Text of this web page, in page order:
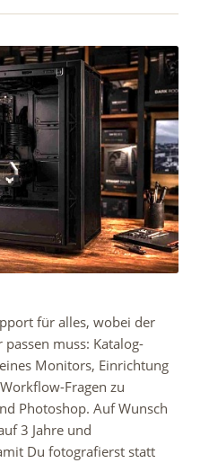
für alles, wobei der
muss: Katalog-
Monitors, Einrichtung
Fragen zu
Photoshop. Auf Wunsch
3 Jahre und
Du fotografierst statt